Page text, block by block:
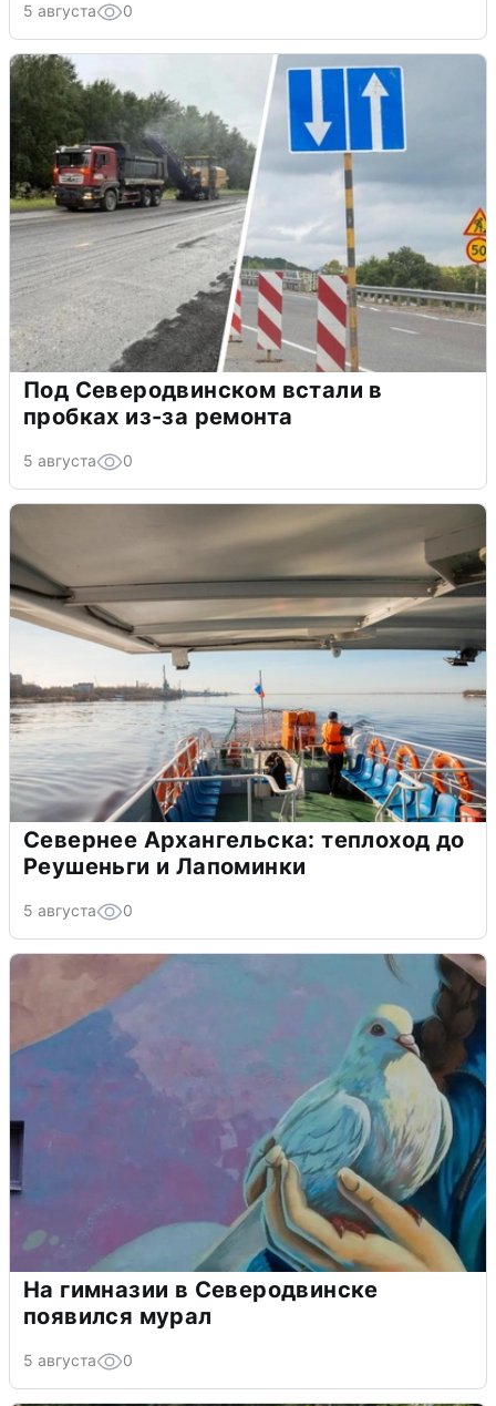
5 августа 0
Под Северодвинском встали в
пробках из-за ремонта
5 августа 0
Севернее Архангельска: теплоход до
Реушеньги и Лапоминки
5 августа 0
На гимназии в Северодвинске
появился мурал
5 августа 0